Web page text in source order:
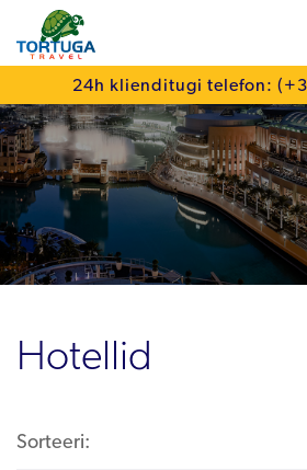
24h klienditugi telefon:
Hotellid
Sorteeri: